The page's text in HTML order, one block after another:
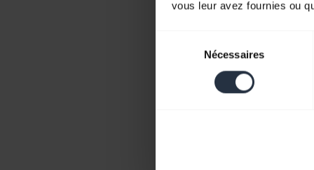
vous leur avez fournies ou
consentement
Nécessaires